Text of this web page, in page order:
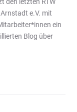
e.V. mit
ein
Blog über